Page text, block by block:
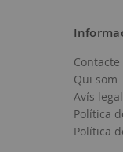
Contacte
Qui som
Avís legal
Política
Política